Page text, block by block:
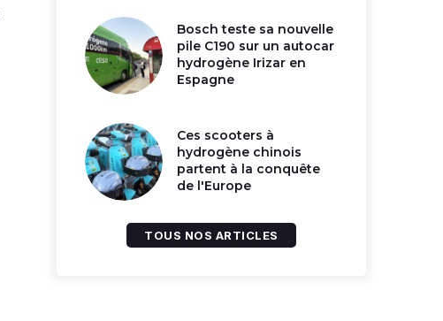
Bosch teste sa nouvelle
pile C190 sur un autocar
hydrogène Irizar en
Espagne
Ces scooters à
hydrogène chinois
partent à la conquête
de l'Europe
TOUS NOS ARTICLES